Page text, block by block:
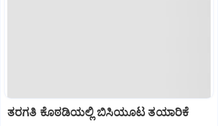
ತರಗತಿ ಕೊಠಡಿಯಲ್ಲಿ ಬಿಸಿಯೂಟ ತಯಾರಿಕೆ